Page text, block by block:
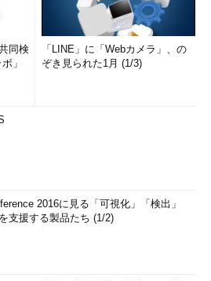
同検
」
「LINE」に「Webカメラ」、の
ぞき見られた1月 (1/3)
2016に見る「可視化」「検出」
支援する製品たち (1/2)